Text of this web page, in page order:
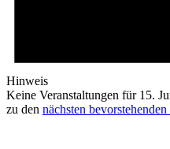
Hinweis
Keine Veranstaltungen für 15.
zu den nächsten